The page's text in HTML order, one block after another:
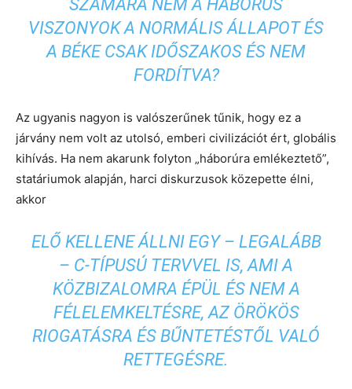
SZÁMÁRA NEM A HÁBORÚS
VISZONYOK A NORMÁLIS ÁLLAPOT ÉS
A BÉKE CSAK IDŐSZAKOS ÉS NEM
FORDÍTVA?
Az ugyanis nagyon is valószerűnek tűnik, hogy ez a
járvány nem volt az utolsó, emberi civilizációt ért, globális
kihívás. Ha nem akarunk folyton „háborúra emlékeztető”,
statáriumok alapján, harci diskurzusok közepette élni,
akkor
ELŐ KELLENE ÁLLNI EGY – LEGALÁBB
– C-TÍPUSÚ TERVVEL IS, AMI A
KÖZBIZALOMRA ÉPÜL ÉS NEM A
FÉLELEMKELTÉSRE, AZ ÖRÖKÖS
RIOGATÁSRA ÉS BŰNTETÉSTŐL VALÓ
RETTEGÉSRE.